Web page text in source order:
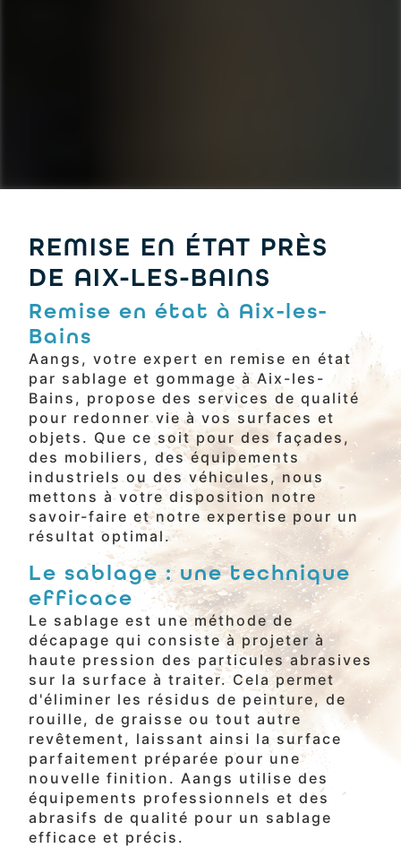
REMISE EN ÉTAT PRÈS
DE AIX-LES-BAINS
Remise en état à Aix-les-
Bains
Aangs, votre expert en remise en état
par sablage et gommage à Aix-les-
Bains, propose des services de qualité
pour redonner vie à vos surfaces et
objets. Que ce soit pour des façades,
des mobiliers, des équipements
industriels ou des véhicules, nous
mettons à votre disposition notre
savoir-faire et notre expertise pour un
résultat optimal.
Le sablage : une technique
efficace
Le sablage est une méthode de
décapage qui consiste à projeter à
haute pression des particules abrasives
sur la surface à traiter. Cela permet
d'éliminer les résidus de peinture, de
rouille, de graisse ou tout autre
revêtement, laissant ainsi la surface
parfaitement préparée pour une
nouvelle finition. Aangs utilise des
équipements professionnels et des
abrasifs de qualité pour un sablage
efficace et précis.